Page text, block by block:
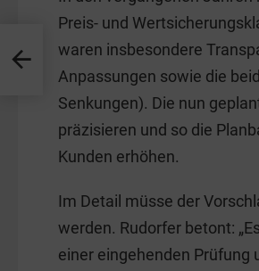
Preis- und
waren insbesondere
Anpassungen sowie die
Senkungen). Die nun
präzisieren und so die
Kunden erhöhen.
Im Detail müsse der
werden. Rudorfer betont:
einer eingehenden Prüfung